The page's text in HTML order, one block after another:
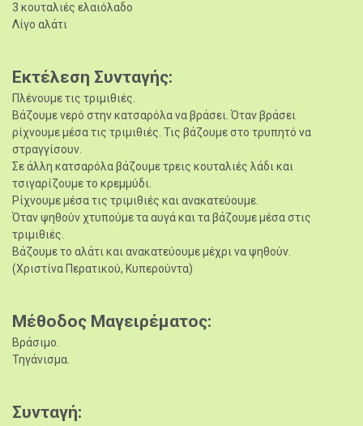
3 κουταλιές ελαιόλαδο
Λίγο αλάτι
Εκτέλεση Συνταγής
Πλένουμε τις τριμιθιές.
Βάζουμε νερό στην κατσαρόλα να βράσει. Όταν βράσει
ρίχνουμε μέσα τις τριμιθιές. Τις βάζουμε στο τρυπητό να
στραγγίσουν.
Σε άλλη κατσαρόλα βάζουμε τρεις κουταλιές λάδι και
τσιγαρίζουμε το κρεμμύδι.
Ρίχνουμε μέσα τις τριμιθιές και ανακατεύουμε.
Όταν ψηθούν χτυπούμε τα αυγά και τα βάζουμε μέσα στις
τριμιθιές.
Βάζουμε το αλάτι και ανακατεύουμε μέχρι να ψηθούν.
(Χριστίνα Περατικού, Κυπερούντα)
Μέθοδος Μαγειρέματος
Βράσιμο.
Τηγάνισμα.
Συνταγή